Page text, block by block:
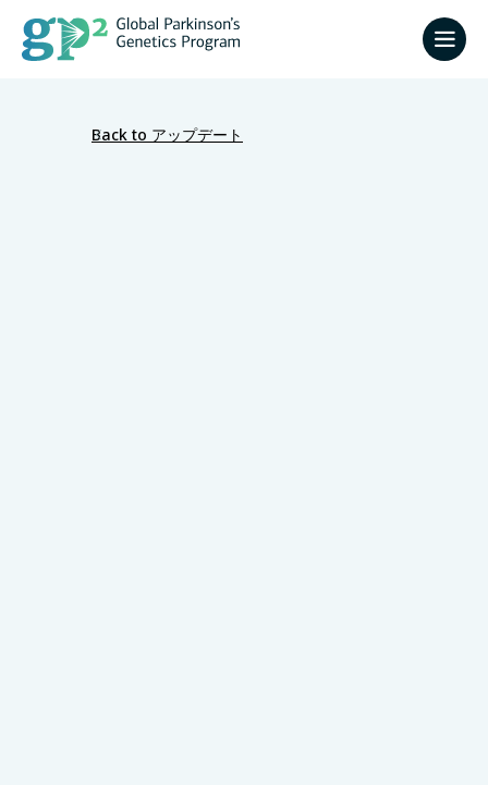
Back to アップデート